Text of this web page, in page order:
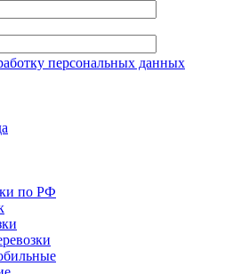
персональных данных
по РФ